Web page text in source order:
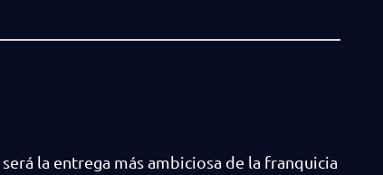
será la entrega más ambiciosa de la franquicia